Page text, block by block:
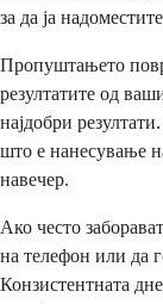
за да ја
Пропуштањето
резултатите од
најдобри
што е нанесување
навечер.
Ако често
на телефон или да
Конзистентната